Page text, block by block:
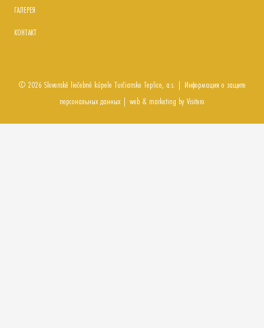
ГАЛЕРЕЯ
КОНТАКТ
© 2026 Slovenské liečebné kúpele Turčianske Teplice, a.s. | Информация о защите
персональных данных| web & marketing byVisitero